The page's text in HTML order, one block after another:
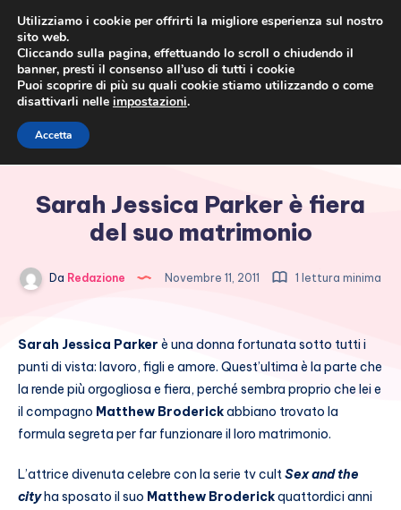
Sarah Jessica Parker è fiera
del suo matrimonio
Da Redazione Novembre 11, 2011 1 lettura minima
Sarah Jessica Parker è una donna fortunata sotto tutti i
punti di vista: lavoro, figli e amore. Quest’ultima è la parte che
la rende più orgogliosa e fiera, perché sembra proprio che lei e
il compagno Matthew Broderickabbiano trovato la
formula segreta per far funzionare il loro matrimonio.
L’attrice divenuta celebre con la serie tv cultSex and the
cityha sposato il suo Matthew Broderickquattordici anni
Utilizziamo i cookie per offrirti la migliore esperienza sul nostro
sito web.
Cliccando sulla pagina, effettuando lo scroll o chiudendo il
banner, presti il consenso all’uso di tutti i cookie
Puoi scoprire di più su quali cookie stiamo utilizzando o come
disattivarli nelle impostazioni.
Accetta